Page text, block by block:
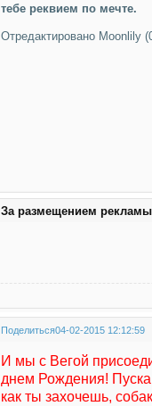
тебе реквием по мечте.
Отредактировано Moonlily
За размещением
Поделиться04-02-2015 12:12:59
И мы с Вегой
днем Рождения!
как ты захочешь,